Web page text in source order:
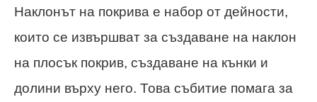
Наклонът на покрива е набор от дейности,
които се извършват за създаване на наклон
на плосък покрив, създаване на кънки и
долини върху него. Това събитие помага за